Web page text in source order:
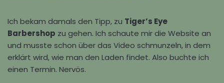
Ich bekam damals den Tipp, zu Tiger’s Eye
Barbershop zu gehen. Ich schaute mir die Website an
und musste schon über das Video schmunzeln, in dem
erklärt wird, wie man den Laden findet. Also buchte ich
einen Termin. Nervös.